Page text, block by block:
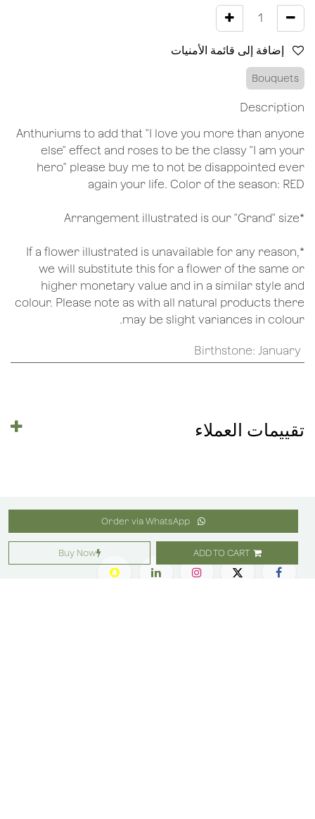
Order via WhatsApp
ADD TO CART
Buy Now
Bouquets
Description
Anthuriums to add that "I love you more than anyone
else" effect and roses to be the classy "I am your
hero" please buy me to not be disappointed ever
again your life. Color of the season: RED
*Arrangement illustrated is our "Grand" size
*If a flower illustrated is unavailable for any reason,
we will substitute this for a flower of the same or
higher monetary value and in a similar style and
colour. Please note as with all natural products there
may be slight variances in colour.
Birthstone :January
تقييمات العملاء